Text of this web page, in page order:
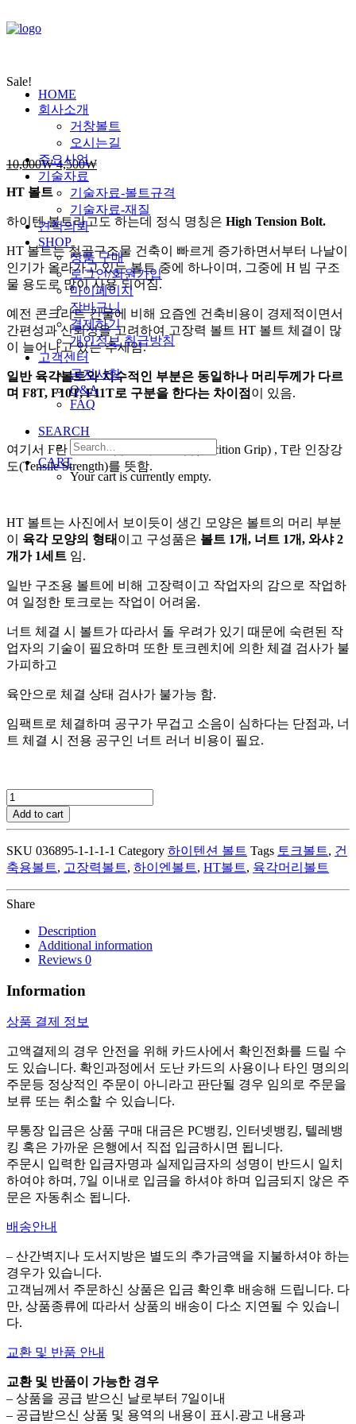
HOME
회사소개
거창볼트
오시는길
주요사업
기술자료
기술자료-볼트규격
기술자료-재질
견적의뢰
SHOP
상품 구매
로그인/회원가입
마이페이지
장바구니
결제하기
개인정보 취급방침
고객센터
공지사항
Q&A
FAQ
SEARCH
CART
Your cart is currently empty.
Sale!
10,000₩ 4,500₩
HT 볼트
하이텐 볼트라고도 하는데 정식 명칭은 High Tension Bolt.
HT 볼트는철골구조물 건축이 빠르게 증가하면서부터 나날이
인기가 올라가고 있는 볼트 중에 하나이며, 그중에 H 빔 구조
물 용도로 많이 사용 되어짐.
예전 콘크리트 건물에 비해 요즘엔 건축비용이 경제적이면서
간편성과 신뢰성을 고려하여 고장력 볼트 HT 볼트 체결이 많
이 늘어나고 있는 추세임.
일반 육각볼트와 치수적인 부분은 동일하나 머리두께가 다르
며 F8T, F10T, F11T로 구분을 한다는 차이점 이 있음.
​여기서 F란 물건을 잡는 마찰 그립(Fricition Grip) , T란 인장강
도(Tensile Strength)를 뜻함.
HT 볼트는 사진에서 보이듯이 생긴 모양은 볼트의 머리 부분
이 육각 모양의 형태 이고 구성품은 볼트 1개, 너트 1개, 와샤 2
개가 1세트 임.
일반 구조용 볼트에 비해 고장력이고 작업자의 감으로 작업하
여 일정한 토크로는 작업이 어려움.
너트 체결 시 볼트가 따라서 돌 우려가 있기 때문에 숙련된 작
업자의 기술이 필요하며 또한 토크렌치에 의한 체결 검사가 불
가피하고
육안으로 체결 상태 검사가 불가능 함.
임팩트로 체결하며 공구가 무겁고 소음이 심하다는 단점과, 너
트 체결 시 전용 공구인 너트 러너 비용이 필요.
HT
볼
트
Add to cart
SKU 036895-1-1-1-1 Category 하이텐션 볼트 Tags 토크볼트, 건
축용볼트, 고장력볼트, 하이엔볼트, HT볼트, 육각머리볼트
Share
Description
Additional information
Reviews 0
Information
상품 결제 정보
고액결제의 경우 안전을 위해 카드사에서 확인전화를 드릴 수
도 있습니다. 확인과정에서 도난 카드의 사용이나 타인 명의의
주문등 정상적인 주문이 아니라고 판단될 경우 임의로 주문을
보류 또는 취소할 수 있습니다.
무통장 입금은 상품 구매 대금은 PC뱅킹, 인터넷뱅킹, 텔레뱅
킹 혹은 가까운 은행에서 직접 입금하시면 됩니다.
주문시 입력한 입금자명과 실제입금자의 성명이 반드시 일치
하여야 하며, 7일 이내로 입금을 하셔야 하며 입금되지 않은 주
문은 자동취소 됩니다.
배송안내
– 산간벽지나 도서지방은 별도의 추가금액을 지불하셔야 하는
경우가 있습니다.
고객님께서 주문하신 상품은 입금 확인후 배송해 드립니다. 다
만, 상품종류에 따라서 상품의 배송이 다소 지연될 수 있습니
다.
교환 및 반품 안내
교환 및 반품이 가능한 경우
– 상품을 공급 받으신 날로부터 7일이내
– 공급받으신 상품 및 용역의 내용이 표시.광고 내용과